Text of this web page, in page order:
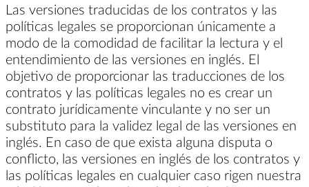
Las versiones traducidas de los contratos y las
políticas legales se proporcionan únicamente a
modo de la comodidad de facilitar la lectura y el
entendimiento de las versiones en inglés. El
objetivo de proporcionar las traducciones de los
contratos y las políticas legales no es crear un
contrato jurídicamente vinculante y no ser un
substituto para la validez legal de las versiones en
inglés. En caso de que exista alguna disputa o
conflicto, las versiones en inglés de los contratos y
las políticas legales en cualquier caso rigen nuestra